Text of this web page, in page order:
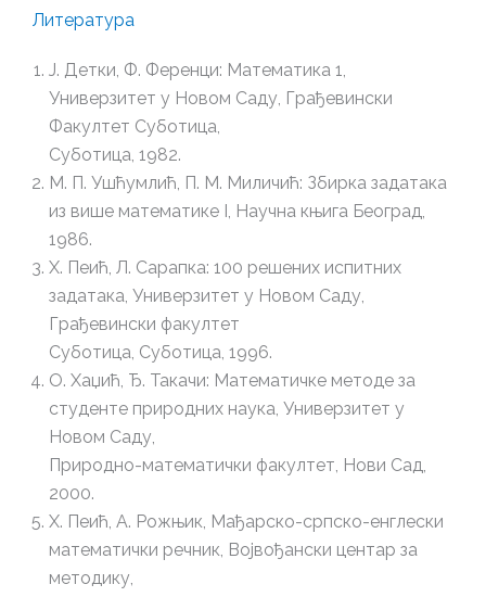
Литература
Ј. Детки, Ф. Ференци: Математика 1,
Универзитет у Новом Саду, Грађевински
Факултет Суботица,
Суботица, 1982.
М. П. Ушћумлић, П. М. Миличић: Збирка задатака
из више математике I, Научна књига Београд,
1986.
Х. Пеић, Л. Сарапка: 100 решених испитних
задатака, Универзитет у Новом Саду,
Грађевински факултет
Суботица, Суботица, 1996.
О. Хаџић, Ђ. Такачи: Математичке методе за
студенте природних наука, Универзитет у
Новом Саду,
Природно-математички факултет, Нови Сад,
2000.
Х. Пеић, А. Рожњик, Мађарско-српско-енглески
математички речник, Војвођански центар за
методику,